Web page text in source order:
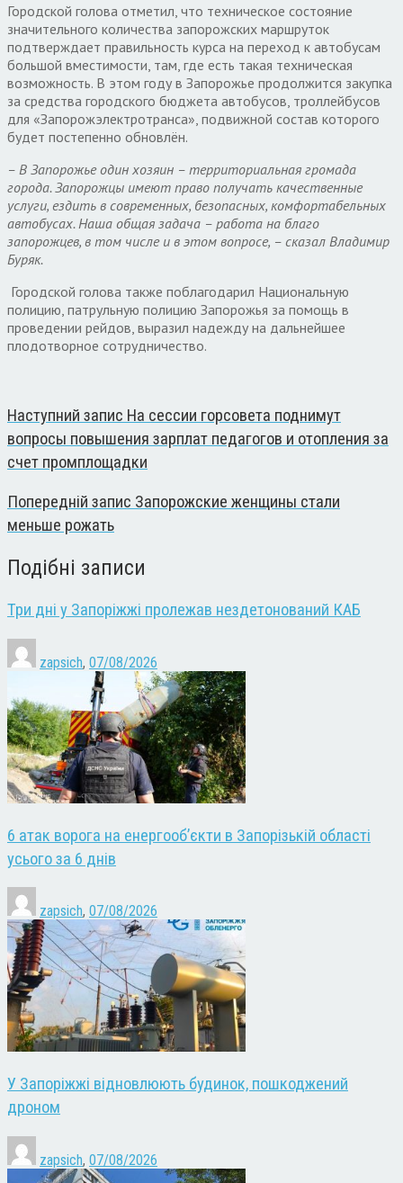
Городской голова отметил, что техническое состояние
значительного количества запорожских маршруток
подтверждает правильность курса на переход к автобусам
большой вместимости, там, где есть такая техническая
возможность. В этом году в Запорожье продолжится закупка
за средства городского бюджета автобусов, троллейбусов
для «Запорожэлектротранса», подвижной состав которого
будет постепенно обновлён.
– В Запорожье один хозяин – территориальная громада
города. Запорожцы имеют право получать качественные
услуги, ездить в современных, безопасных, комфортабельных
автобусах. Наша общая задача – работа на благо
запорожцев, в том числе и в этом вопросе, – сказал Владимир
Буряк.
Городской голова также поблагодарил Национальную
полицию, патрульную полицию Запорожья за помощь в
проведении рейдов, выразил надежду на дальнейшее
плодотворное сотрудничество.
Наступний запис На сессии горсовета поднимут
вопросы повышения зарплат педагогов и отопления за
счет промплощадки
Попередній запис Запорожские женщины стали
меньше рожать
Подібні записи
Три дні у Запоріжжі пролежав нездетонований КАБ
zapsich, 07/08/2026
6 атак ворога на енергооб’єкти в Запорізькій області
усього за 6 днів
zapsich, 07/08/2026
У Запоріжжі відновлюють будинок, пошкоджений
дроном
zapsich, 07/08/2026